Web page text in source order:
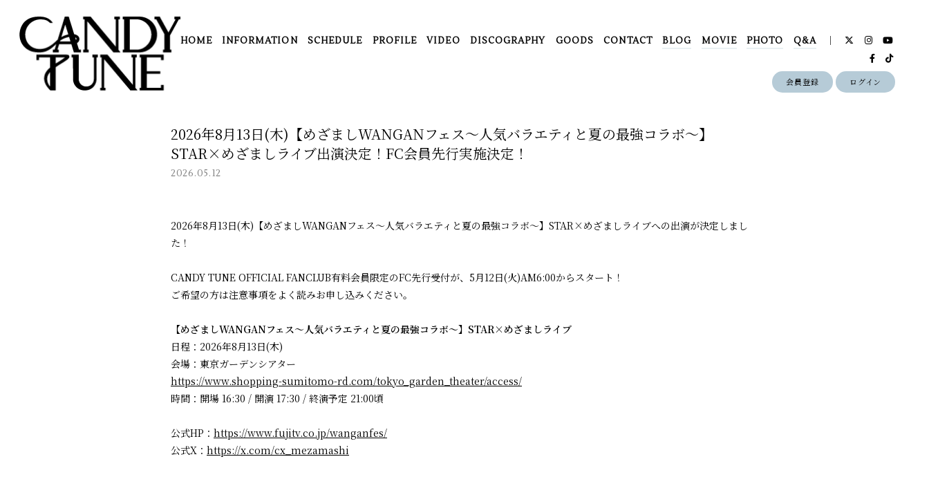
HOME INFORMATION SCHEDULE PROFILE VIDEO DISCOGRAPHY GOODS CONTACT BLOG MOVIE PHOTO Q&A
会員登録 ログイン
2026年8月13日(木)【めざましWANGANフェス～人気バラエティと夏の最強コラボ～】
STAR×めざましライブ出演決定！FC会員先行実施決定！
2026.05.12
2026年8月13日(木)【めざましWANGANフェス～人気バラエティと夏の最強コラボ～】STAR×めざましライブへの出演が決定しまし
た！
CANDY TUNE OFFICIAL FANCLUB有料会員限定のFC先行受付が、5月12日(火)AM6:00からスタート！
ご希望の方は注意事項をよく読みお申し込みください。
【めざましWANGANフェス～人気バラエティと夏の最強コラボ～】STAR×めざましライブ
日程：2026年8月13日(木)
会場：東京ガーデンシアター
https://www.shopping-sumitomo-rd.com/tokyo_garden_theater/access/
時間：開場 16:30 / 開演 17:30 / 終演予定 21:00頃
公式HP： https://www.fujitv.co.jp/wanganfes/
公式X： https://x.com/cx_mezamashi